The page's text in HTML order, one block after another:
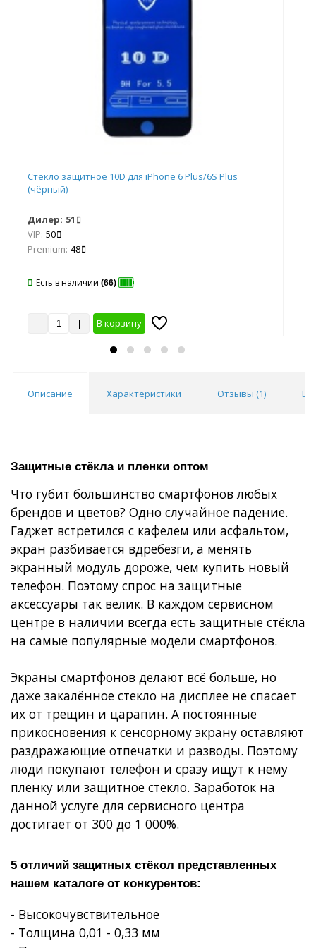
Стекло защитное 10D для iPhone 6 Plus/6S Plus
(чёрный)
Дилер: 51
VIP: 50
Premium: 48
Есть в наличии (66)
В корзину
30 шт 50 шт
Описание Характеристики Отзывы (1)
Защитные стёкла и пленки оптом
Что губит большинство смартфонов любых
брендов и цветов? Одно случайное падение.
Гаджет встретился с кафелем или асфальтом,
экран разбивается вдребезги, а менять
экранный модуль дороже, чем купить новый
телефон. Поэтому спрос на защитные
аксессуары так велик. В каждом сервисном
центре в наличии всегда есть защитные стёкла
на самые популярные модели смартфонов.
Экраны смартфонов делают всё больше, но
даже закалённое стекло на дисплее не спасает
их от трещин и царапин. А постоянные
прикосновения к сенсорному экрану оставляют
раздражающие отпечатки и разводы. Поэтому
люди покупают телефон и сразу ищут к нему
пленку или защитное стекло. Заработок на
данной услуге для сервисного центра
достигает от 300 до 1 000%.
5 отличий защитных стёкол представленных
нашем каталоге от конкурентов:
- Высокочувствительное
- Толщина 0,01 - 0,33 мм